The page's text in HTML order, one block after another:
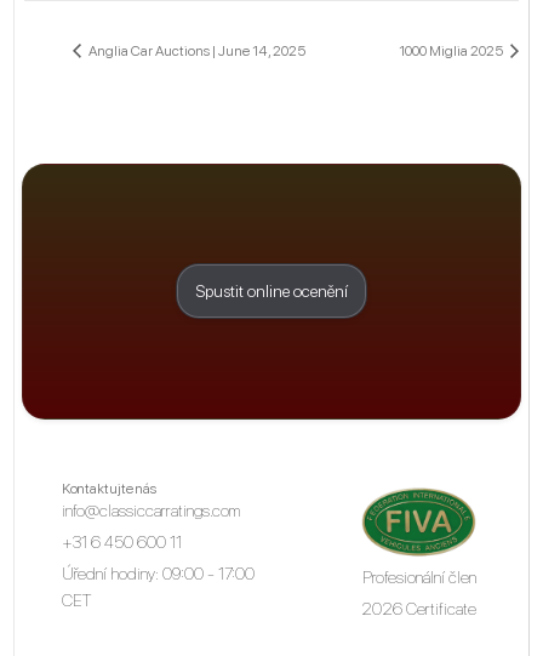
Anglia Car Auctions | June 14, 2025 1000 Miglia 2025
Spustit online ocenění
Kontaktujte nás
info@classiccarratings.com
+31 6 450 600 11
Úřední hodiny: 09:00 - 17:00
CET
Profesionální člen
2026 Certificate